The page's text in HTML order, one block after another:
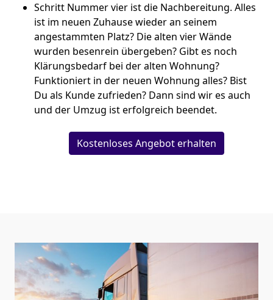
Schritt Nummer vier ist die Nachbereitung. Alles
ist im neuen Zuhause wieder an seinem
angestammten Platz? Die alten vier Wände
wurden besenrein übergeben? Gibt es noch
Klärungsbedarf bei der alten Wohnung?
Funktioniert in der neuen Wohnung alles? Bist
Du als Kunde zufrieden? Dann sind wir es auch
und der Umzug ist erfolgreich beendet.
Kostenloses Angebot erhalten